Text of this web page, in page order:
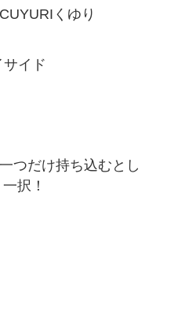
くゆり
イド
つだけ持ち込むとし
択！